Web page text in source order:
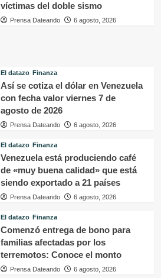
víctimas del doble sismo
Prensa Dateando 6 agosto, 2026
El datazo Finanza
Así se cotiza el dólar en Venezuela
con fecha valor viernes 7 de
agosto de 2026
Prensa Dateando 6 agosto, 2026
El datazo Finanza
Venezuela está produciendo café
de «muy buena calidad» que está
siendo exportado a 21 países
Prensa Dateando 6 agosto, 2026
El datazo Finanza
Comenzó entrega de bono para
familias afectadas por los
terremotos: Conoce el monto
Prensa Dateando 6 agosto, 2026